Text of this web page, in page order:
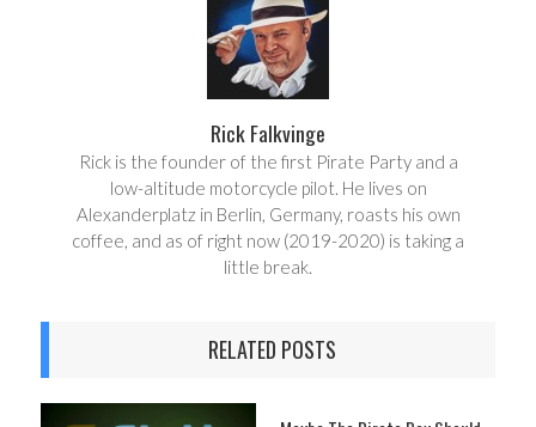
Rick Falkvinge
Rick is the founder of the first Pirate Party and a
low-altitude motorcycle pilot. He lives on
Alexanderplatz in Berlin, Germany, roasts his own
coffee, and as of right now (2019-2020) is taking a
little break.
RELATED POSTS